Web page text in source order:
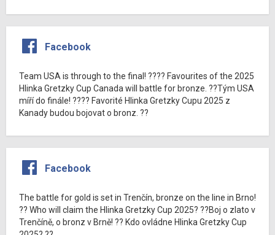
Facebook
Team USA is through to the final! ???? Favourites of the 2025
Hlinka Gretzky Cup Canada will battle for bronze. ??Tým USA
míří do finále! ???? Favorité Hlinka Gretzky Cupu 2025 z
Kanady budou bojovat o bronz. ??
Facebook
The battle for gold is set in Trenčín, bronze on the line in Brno!
?? Who will claim the Hlinka Gretzky Cup 2025? ??Boj o zlato v
Trenčíně, o bronz v Brně! ?? Kdo ovládne Hlinka Gretzky Cup